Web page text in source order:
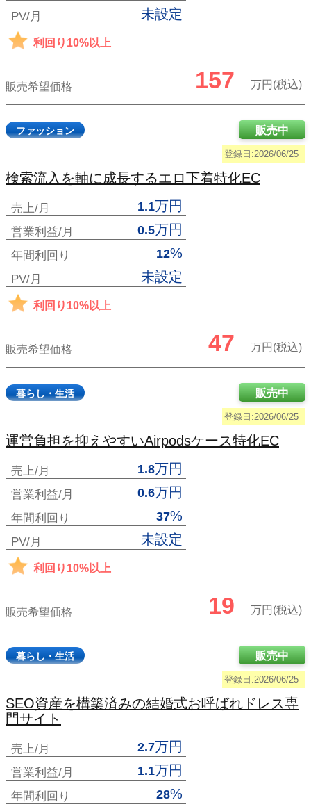
PV/月 未設定
利回り10%以上
販売希望価格 157 万円(税込)
ファッション
登録日:2026/06/25
販売中
検索流入を軸に成長するエロ下着特化EC
売上/月 1.1万円
営業利益/月 0.5万円
年間利回り 12%
PV/月 未設定
利回り10%以上
販売希望価格 47 万円(税込)
暮らし・生活
登録日:2026/06/25
販売中
運営負担を抑えやすいAirpodsケース特化EC
売上/月 1.8万円
営業利益/月 0.6万円
年間利回り 37%
PV/月 未設定
利回り10%以上
販売希望価格 19 万円(税込)
暮らし・生活
登録日:2026/06/25
販売中
SEO資産を構築済みの結婚式お呼ばれドレス専
門サイト
売上/月 2.7万円
営業利益/月 1.1万円
年間利回り 28%